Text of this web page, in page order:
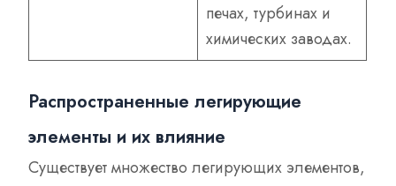
печах, турбинах и
химических заводах.
Распространенные легирующие
элементы и их влияние
Существует множество легирующих элементов,